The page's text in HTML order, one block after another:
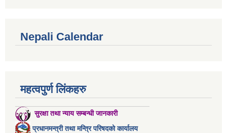
Nepali Calendar
महत्वपुर्ण लिंकहरु
सुरक्षा तथा न्याय सम्बन्धी जानकारी
प्रधानमन्त्री तथा मन्त्रि परिषदको कार्यालय